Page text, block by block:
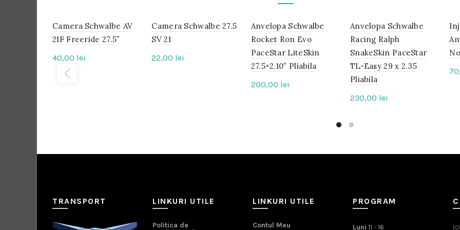
IN
STOC
Camera Schwalbe AV
21F Freeride 27.5″
40,00 lei
IN
STOC
Camera Schwalbe 27.5
SV 21
22,00 lei
IN
STOC
Anvelopa Schwalbe
Rocket Ron Evo
PaceStar LiteSkin
27.5×2.10″ Pliabila
200,00 lei
IN
STOC
Anvelopa Schwalbe
Racing Ralph
SnakeSkin PaceStar
TL-Easy 29 x 2.35
Pliabila
230,00 lei
TRANSPORT LINKURI UTILE
Politica de
LINKURI UTILE
Contul Meu
PROGRAM
Luni 11 - 16